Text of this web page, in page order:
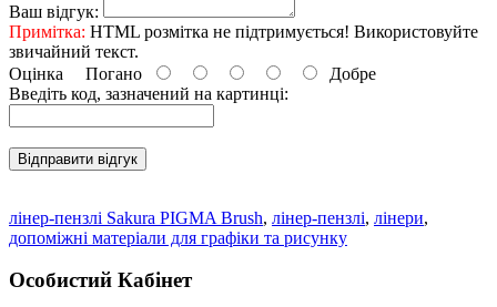
Ваш відгук:
Примітка: HTML розмітка не підтримується! Використовуйте
звичайний текст.
Оцінка Погано
Добре
Введіть код, зазначений на картинці:
Відправити відгук
лінер-пензлі Sakura PIGMA Brush, лінер-пензлі, лінери,
допоміжні матеріали для графіки та рисунку
Особистий Кабінет